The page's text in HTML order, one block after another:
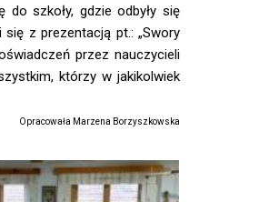
szkoły, gdzie odbyły się
z prezentacją pt.: „Swory
przez nauczycieli
którzy w jakikolwiek
Opracowała Marzena Borzyszkowska